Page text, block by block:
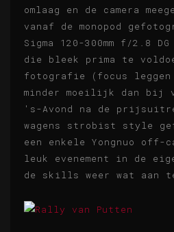
omlaag en de camera
vanaf de monopod
Sigma 120-300mm f/2.8
die bleek prima te
fotografie (focus
minder moeilijk dan bij
's-Avond na de
wagens strobist style
een enkele Yongnuo off-
leuk evenement in de
de skills weer wat aan